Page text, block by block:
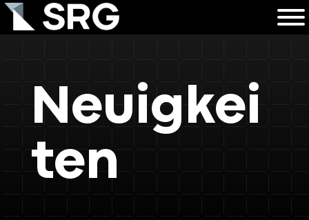
Neuigkei
ten